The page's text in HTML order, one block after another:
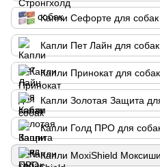
Капли Сефорте для собак
Капли Пет Лайн для собак
Капли Принокат для собак
Капли Золотая Защита
Капли Голд ПРО для
Капли MoxiShield